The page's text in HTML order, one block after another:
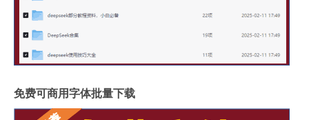
免费可商用字体批量下载